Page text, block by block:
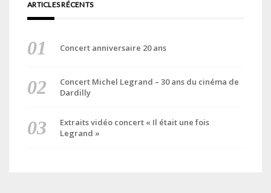
ARTICLES RÉCENTS
Concert anniversaire 20 ans
Concert Michel Legrand – 30 ans du cinéma de
Dardilly
Extraits vidéo concert « Il était une fois
Legrand »